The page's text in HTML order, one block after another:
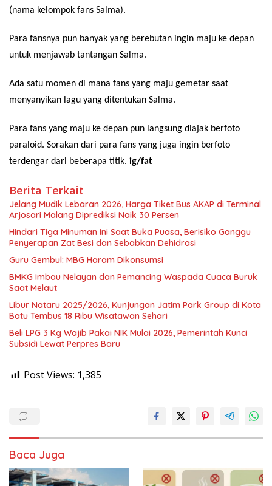
(nama kelompok fans Salma).
Para fansnya pun banyak yang berebutan ingin maju ke depan
untuk menjawab tantangan Salma.
Ada satu momen di mana fans yang maju gemetar saat
menyanyikan lagu yang ditentukan Salma.
Para fans yang maju ke depan pun langsung diajak berfoto
paraloid. Sorakan dari para fans yang juga ingin berfoto
terdengar dari beberapa titik. ig/fat
Berita Terkait
Jelang Mudik Lebaran 2026, Harga Tiket Bus AKAP di Terminal
Arjosari Malang Diprediksi Naik 30 Persen
Hindari Tiga Minuman Ini Saat Buka Puasa, Berisiko Ganggu
Penyerapan Zat Besi dan Sebabkan Dehidrasi
Guru Gembul: MBG Haram Dikonsumsi
BMKG Imbau Nelayan dan Pemancing Waspada Cuaca Buruk
Saat Melaut
Libur Nataru 2025/2026, Kunjungan Jatim Park Group di Kota
Batu Tembus 18 Ribu Wisatawan Sehari
Beli LPG 3 Kg Wajib Pakai NIK Mulai 2026, Pemerintah Kunci
Subsidi Lewat Perpres Baru
Post Views: 1,385
Baca Juga